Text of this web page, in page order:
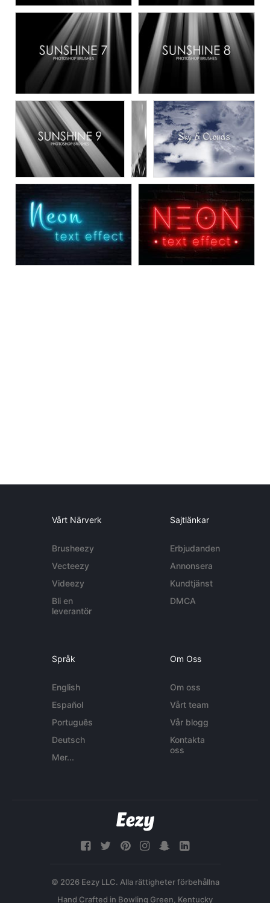
Vårt Närverk
Brusheezy
Vecteezy
Videezy
Bli en
leverantör
Sajtlänkar
Erbjudanden
Annonsera
Kundtjänst
DMCA
Språk
English
Español
Português
Deutsch
Mer...
Om Oss
Om oss
Vårt team
Vår blogg
Kontakta
oss
© 2026 Eezy LLC. Alla rättigheter förbehållna